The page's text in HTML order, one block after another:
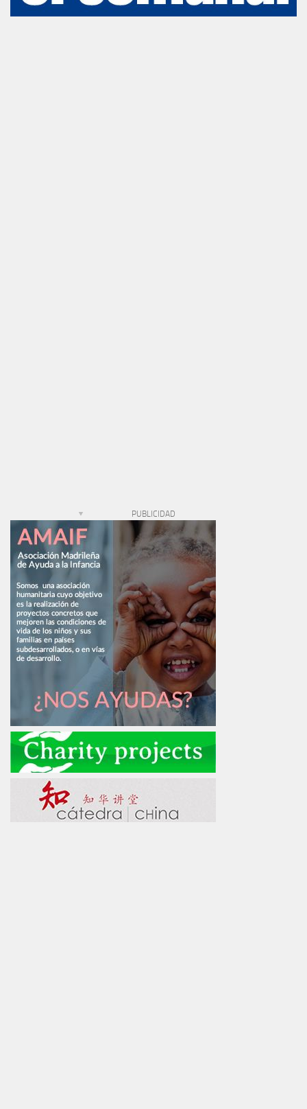
PUBLICIDAD